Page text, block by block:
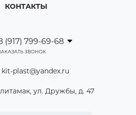
КОНТАКТЫ
(917) 799-69-68
ЗВОНОК
kit-plast@yandex.ru
ул. Дружбы, д. 47